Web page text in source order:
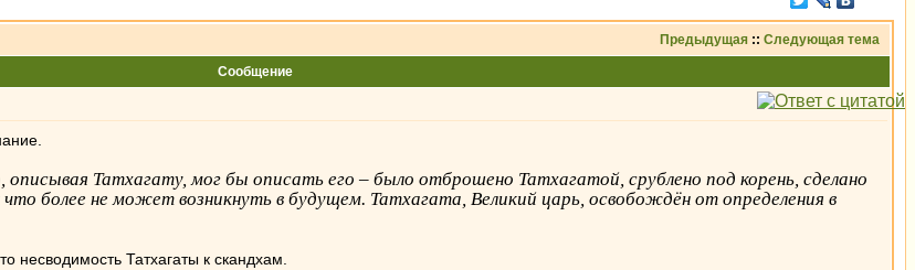
Предыдущая :: Следующая тема
Сообщение
описывая Татхагату, мог бы описать его – было отброшено Татхагатой, срублено под корень, сделано
более не может возникнуть в будущем. Татхагата, Великий царь, освобождён от определения в
Татхагаты к скандхам.